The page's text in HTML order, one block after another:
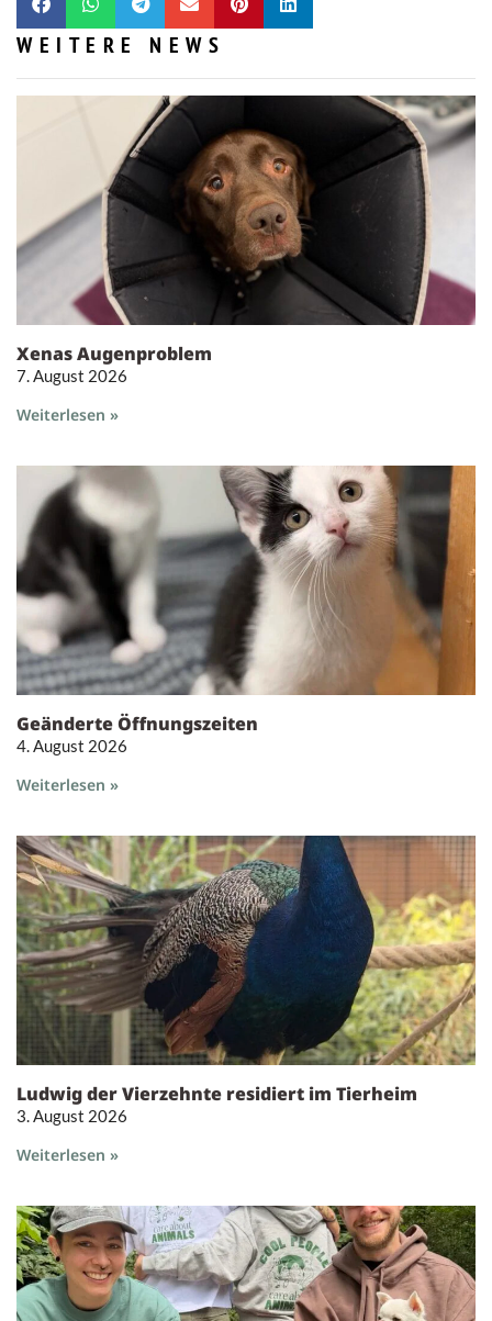
WEITERE NEWS
Xenas Augenproblem
7. August 2026
Weiterlesen »
Geänderte Öffnungszeiten
4. August 2026
Weiterlesen »
Ludwig der Vierzehnte residiert im Tierheim
3. August 2026
Weiterlesen »